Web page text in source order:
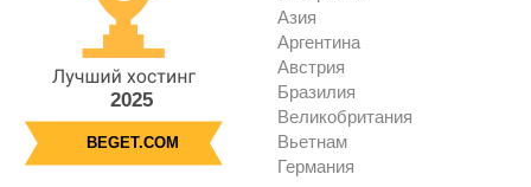
2025
BEGET.COM
Азия
Аргентина
Австрия
Бразилия
Великобритания
Вьетнам
Германия